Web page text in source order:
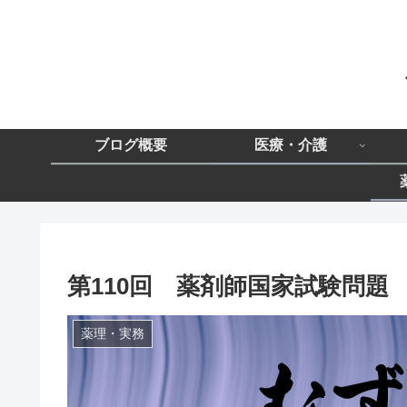
ブログ概要 医療・介護
第110回 薬剤師国家試験問題
薬理・実務